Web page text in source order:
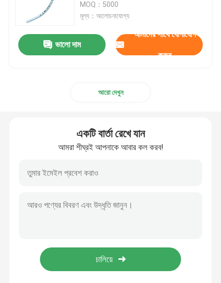
MOQ：5000
মূল্য：আলোচনাযোগ্য
ভালো দাম
আমাদের সাথে যোগাযোগ
করুন
আরো দেখুন
একটি বার্তা রেখে যান
আমরা শীঘ্রই আপনাকে আবার কল করব!